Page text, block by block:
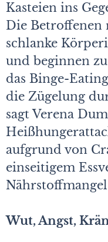
Kasteien ins
Die Betroffenen
schlanke
und beginnen
das Binge-
die Zügelung
sagt Verena
aufgrund von
einseitigem
Wut, Angst,